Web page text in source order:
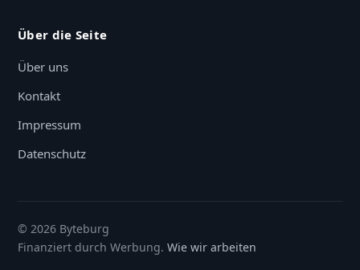
Über die Seite
Über uns
Kontakt
Impressum
Datenschutz
© 2026 Byteburg
Finanziert durch Werbung. Wie wir arbeiten